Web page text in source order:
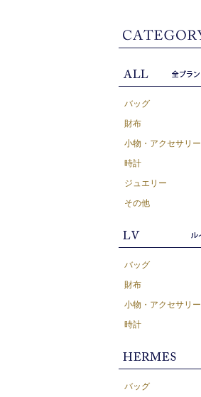
バッグ
財布
小物・アクセサリー
時計
ジュエリー
その他
バッグ
財布
小物・アクセサリー
時計
バッグ